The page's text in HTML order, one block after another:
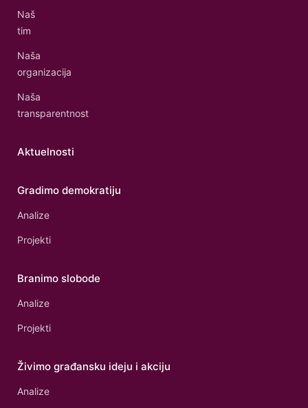
Naš
tim
Naša
organizacija
Naša
transparentnost
Aktuelnosti
Gradimo demokratiju
Analize
Projekti
Branimo slobode
Analize
Projekti
Živimo građansku ideju i akciju
Analize